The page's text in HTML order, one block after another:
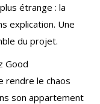
étrange : la
explication. Une
du projet.
Good
rendre le chaos
son appartement